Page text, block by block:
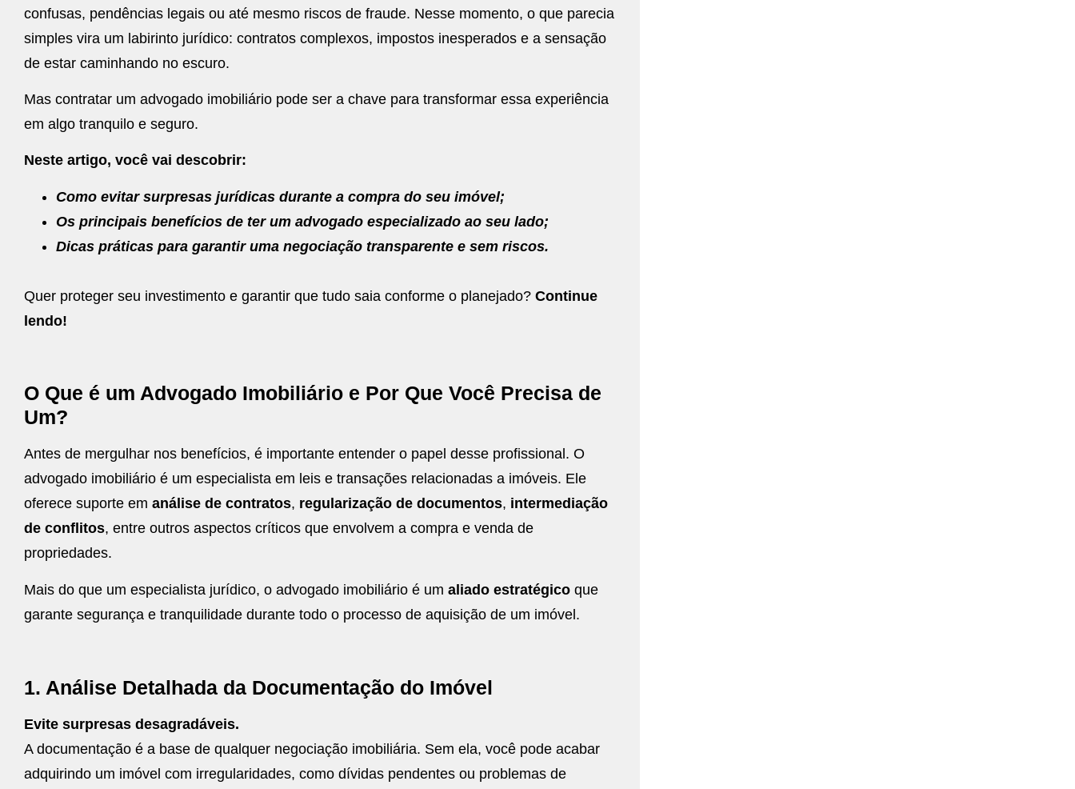
confusas, pendências legais ou até mesmo riscos de fraude. Nesse momento, o que parecia
simples vira um labirinto jurídico: contratos complexos, impostos inesperados e a sensação
de estar caminhando no escuro.
Mas contratar um advogado imobiliário pode ser a chave para transformar essa experiência
em algo tranquilo e seguro.
Neste artigo, você vai descobrir:
Como evitar surpresas jurídicas durante a compra do seu imóvel;
Os principais benefícios de ter um advogado especializado ao seu lado;
Dicas práticas para garantir uma negociação transparente e sem riscos.
Quer proteger seu investimento e garantir que tudo saia conforme o planejado? Continue
lendo!
O Que é um Advogado Imobiliário e Por Que Você Precisa de
Um?
Antes de mergulhar nos benefícios, é importante entender o papel desse profissional. O
advogado imobiliário é um especialista em leis e transações relacionadas a imóveis. Ele
oferece suporte em análise de contratos, regularização de documentos, intermediação
de conflitos, entre outros aspectos críticos que envolvem a compra e venda de
propriedades.
Mais do que um especialista jurídico, o advogado imobiliário é um aliado estratégico que
garante segurança e tranquilidade durante todo o processo de aquisição de um imóvel.
1. Análise Detalhada da Documentação do Imóvel
Evite surpresas desagradáveis.
A documentação é a base de qualquer negociação imobiliária. Sem ela, você pode acabar
adquirindo um imóvel com irregularidades, como dívidas pendentes ou problemas de